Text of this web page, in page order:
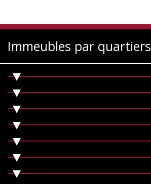
Immeubles par quartiers